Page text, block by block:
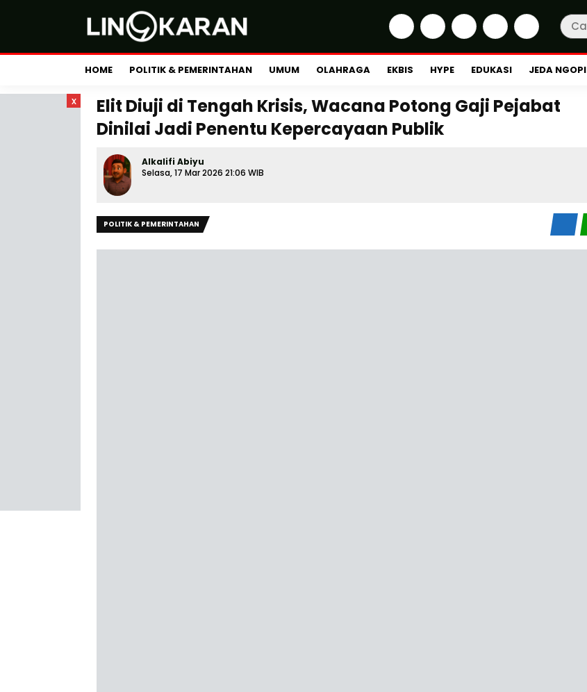
HOME POLITIK & PEMERINTAHAN UMUM OLAHRAGA EKBIS HYPE EDUKASI JEDA NGOPI
x
Elit Diuji di Tengah Krisis, Wacana Potong Gaji Pejabat
Dinilai Jadi Penentu Kepercayaan Publik
Alkalifi Abiyu
Selasa, 17 Mar 2026 21:06 WIB
POLITIK & PEMERINTAHAN